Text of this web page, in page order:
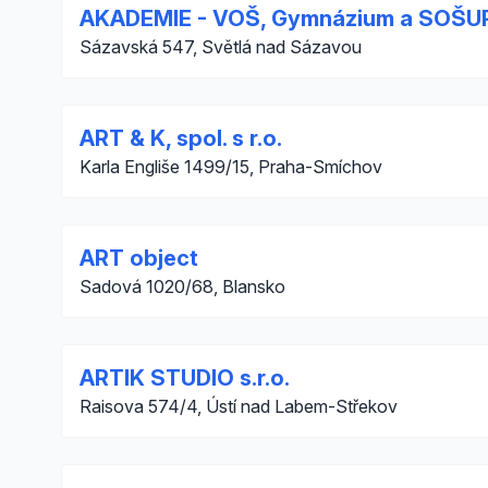
AKADEMIE - VOŠ, Gymnázium a
Sázavská 547, Světlá nad Sázavou
ART & K, spol. s r.o.
Karla Engliše 1499/15, Praha-Smíchov
ART object
Sadová 1020/68, Blansko
ARTIK STUDIO s.r.o.
Raisova 574/4, Ústí nad Labem-Střekov